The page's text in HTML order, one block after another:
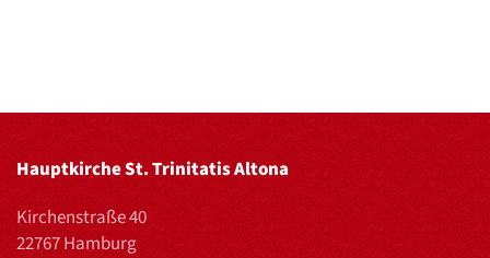
Hauptkirche St. Trinitatis Altona
Kirchenstraße 40
22767 Hamburg